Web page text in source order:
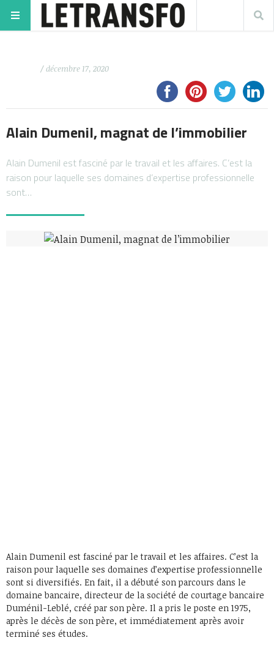
/ décembre 17, 2020
Alain Dumenil, magnat de l’immobilier
Alain Dumenil est fasciné par le travail et les affaires. C’est la
raison pour laquelle ses domaines d’expertise professionnelle
sont…
Alain Dumenil est fasciné par le travail et les affaires. C’est la
raison pour laquelle ses domaines d’expertise professionnelle
sont si diversifiés. En fait, il a débuté son parcours dans le
domaine bancaire, directeur de la société de courtage bancaire
Duménil-Leblé, créé par son père. Il a pris le poste en 1975,
après le décès de son père, et immédiatement après avoir
terminé ses études.